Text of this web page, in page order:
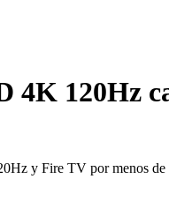
120Hz
y Fire TV por menos de